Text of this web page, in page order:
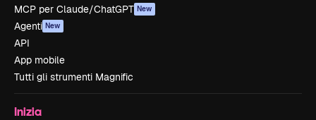
MCP per Claude/ChatGPT New
Agenti New
API
App mobile
Tutti gli strumenti Magnific
Inizia